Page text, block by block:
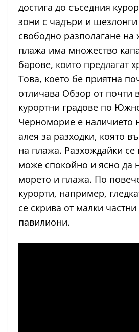
достига до съседния
зони с чадъри и
свободно разполагане на
плажа има множество
барове, които предлагат
Това, което бе приятна
отличава Обзор от почти
курортни градове по
Черноморие е наличието
алея за разходки, която
на плажа. Разхождайки се
може спокойно и ясно да
морето и плажа. По
курорти, например,
се скрива от малки
павилиони.